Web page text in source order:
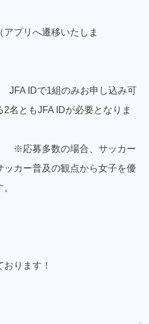
移いたしま
）
組のみお申し込み可
名ともJFA IDが必要となりま
。
合、サッカー
カー普及の観点から女子を優
ります！